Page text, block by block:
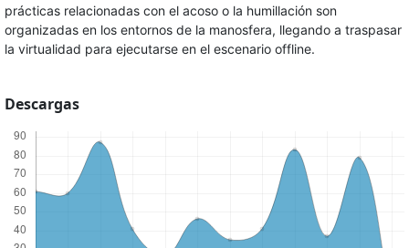
prácticas relacionadas con el acoso o la humillación son
organizadas en los entornos de la manosfera, llegando a traspasar
la virtualidad para ejecutarse en el escenario offline.
Descargas